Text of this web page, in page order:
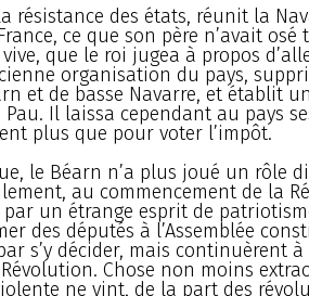
résistance des états, réunit la
ce que son père n’avait osé
que le roi jugea à propos
organisation du pays,
et de basse Navarre, et établit
Il laissa cependant au pays
plus que pour voter l’impôt.
le Béarn n’a plus joué un rôle
au commencement de la
un étrange esprit de
des députés à l’Assemblée
s’y décider, mais continuèrent
Chose non moins
ne vint, de la part des